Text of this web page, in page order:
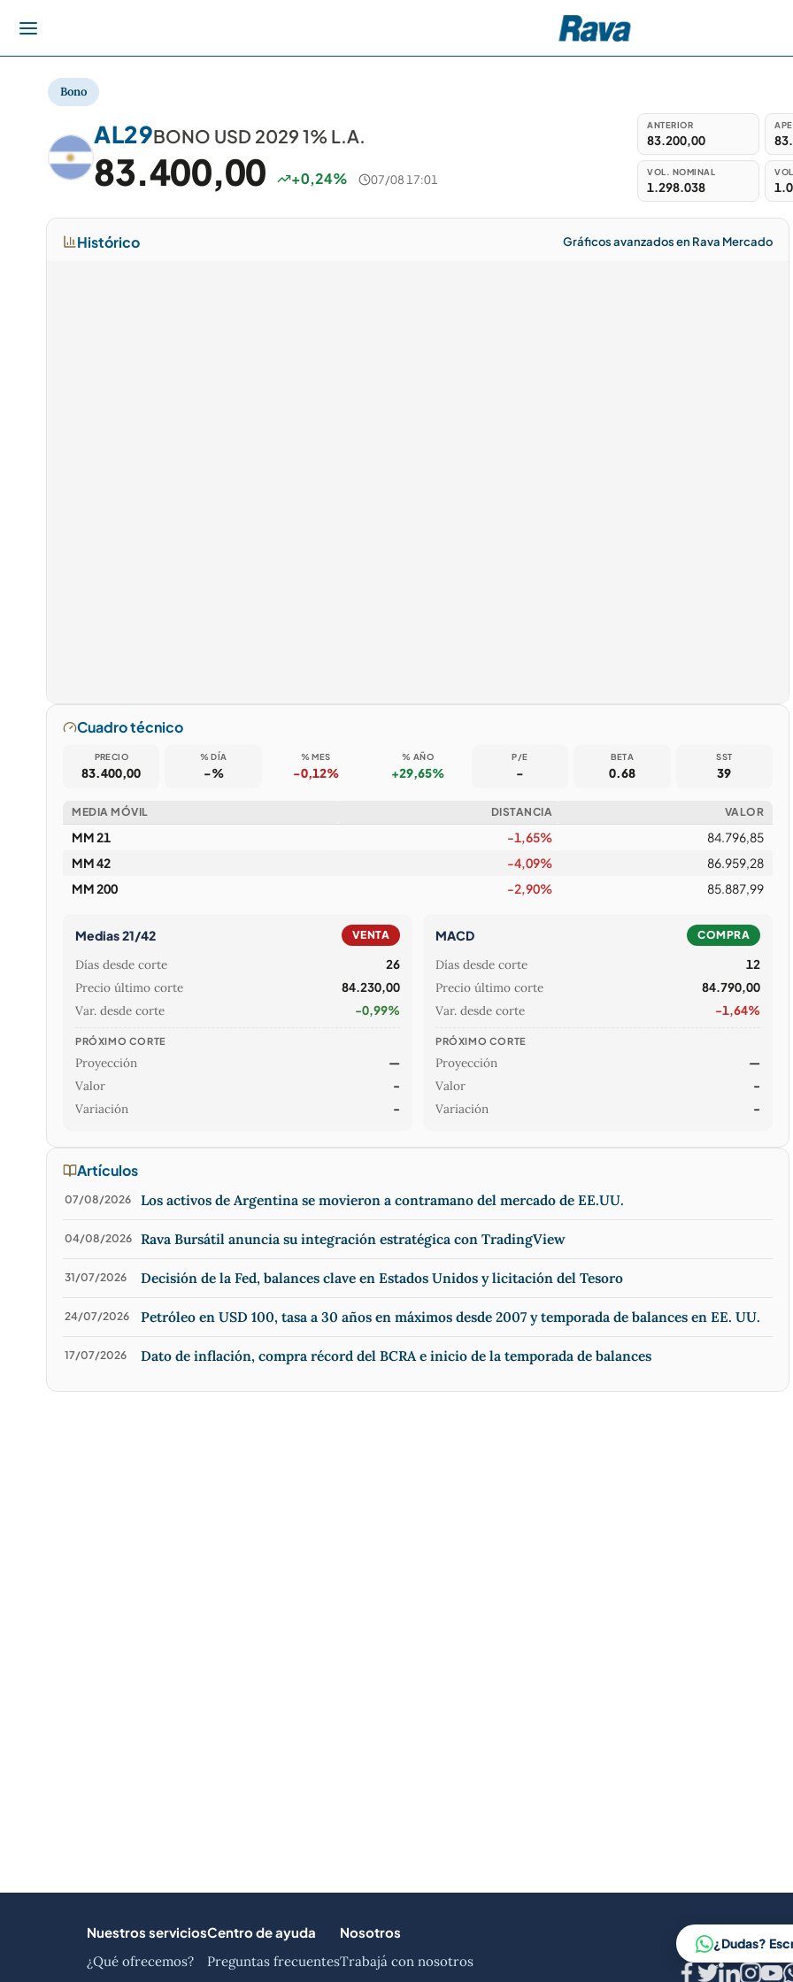
Bono
AL29BONO USD 2029 1% L.A.
83.400,00 +0,24% 07/08 17:01
ANTERIOR
83.200,00
VOL. NOMINAL
1.298.038
Histórico Gráficos avanzados en Rava Mercado
Cuadro técnico
PRECIO
83.400,00
% DÍA
-%
% MES
-0,12%
% AÑO
+29,65%
P/E
-
BETA
0.68
SST
39
MEDIA MÓVIL DISTANCIA VALOR
MM 21 -1,65%
84.796,85
MM 42
-4,09%
86.959,28
MM 200
-2,90% 85.887,99
Medias 21/42 VENTA
Días desde corte 26
Precio último corte 84.230,00
Var. desde corte -0,99%
PRÓXIMO CORTE
Proyección —
Valor -
Variación -
MACD COMPRA
Días desde corte 12
Precio último corte 84.790,00
Var. desde corte -1,64%
PRÓXIMO CORTE
Proyección —
Valor -
Variación -
Artículos
07/08/2026 Los activos de Argentina se movieron a contramano del mercado de EE.UU.
04/08/2026 Rava Bursátil anuncia su integración estratégica con TradingView
31/07/2026 Decisión de la Fed, balances clave en Estados Unidos y licitación del Tesoro
24/07/2026 Petróleo en USD 100, tasa a 30 años en máximos desde 2007 y temporada de balances en EE. UU.
17/07/2026 Dato de inflación, compra récord del BCRA e inicio de la temporada de balances
Nuestros servicios
¿Qué ofrecemos?
Centro de ayuda
Preguntas frecuentes
Nosotros
Trabajá con nosotros
¿Dudas?